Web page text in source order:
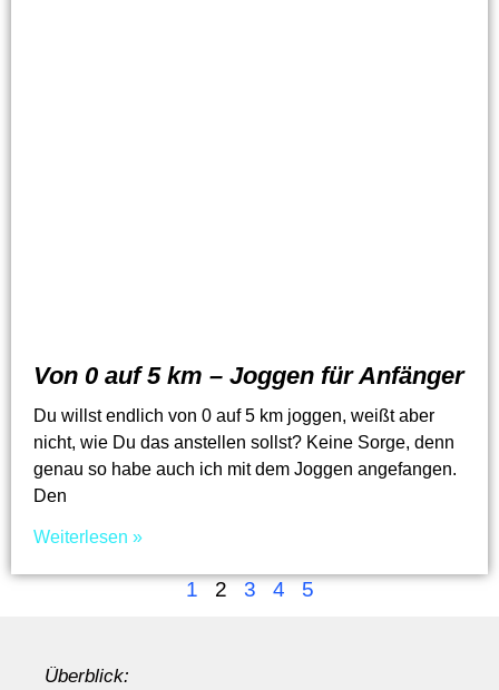
Von 0 auf 5 km – Joggen für Anfänger
Du willst endlich von 0 auf 5 km joggen, weißt aber
nicht, wie Du das anstellen sollst? Keine Sorge, denn
genau so habe auch ich mit dem Joggen angefangen.
Den
Weiterlesen »
1 2 3 4 5
Überblick: